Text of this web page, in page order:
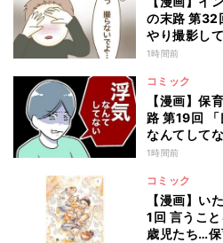
の末路 第32
やり撮影し
夫!?
1時間前
コミック
【漫画】保
路 第19回
なんてして
1時間前
コミック
【漫画】い
1回 言うこ
歳児たち…